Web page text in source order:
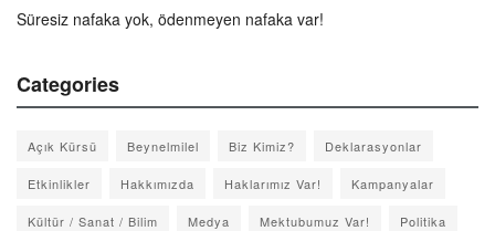
Süresiz nafaka yok, ödenmeyen nafaka var!
Categories
Açık Kürsü Beynelmilel Biz Kimiz? Deklarasyonlar
Etkinlikler Hakkımızda Haklarımız Var! Kampanyalar
Kültür / Sanat / Bilim Medya Mektubumuz Var! Politika